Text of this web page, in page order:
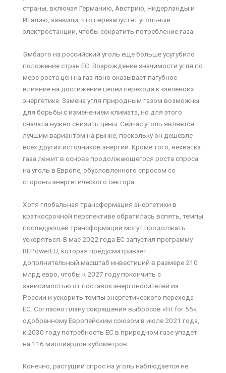
страны, включая Германию, Австрию, Нидерланды и
Италию, заявили, что перезапустят угольные
электростанции, чтобы сократить потребление газа.
Эмбарго на российский уголь еще больше усугубило
положение стран ЕС. Возрождение значимости угля по
мере роста цен на газ явно оказывает пагубное
влияние на достижение целей перехода к «зеленой»
энергетике. Замена угля природным газом возможны
для борьбы с изменением климата, но для этого
сначала нужно снизить цены. Сейчас уголь является
лучшим вариантом на рынке, поскольку он дешевле
всех других источников энергии. Кроме того, нехватка
газа лежит в основе продолжающегося роста спроса
на уголь в Европе, обусловленного спросом со
стороны энергетического сектора.
Хотя глобальная трансформация энергетики в
краткосрочной перспективе обратилась вспять, темпы
последующей трансформации могут продолжать
ускоряться. В мае 2022 года ЕС запустил программу
REPowerEU, которая предусматривает
дополнительный масштаб инвестиций в размере 210
млрд евро, чтобы к 2027 году покончить с
зависимостью от поставок энергоносителей из
России и ускорить темпы энергетического перехода
ЕС. Согласно плану сокращения выбросов «Fit for 55»,
одобренному Европейским союзом в июле 2021 года,
к 2030 году потребность ЕС в природном газе упадет
на 116 миллиардов кубометров.
Конечно, растущий спрос на уголь наблюдается не